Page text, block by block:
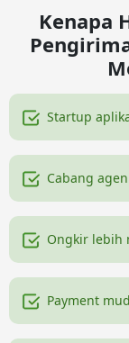
Kenapa
Startup
Cabang
Ongkir lebih
Payment